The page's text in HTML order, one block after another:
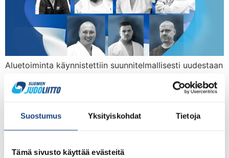
Suostumus Yksityiskohdat Tietoja
Tämä sivusto käyttää evästeitä
Aluetoiminta käynnistettiin suunnitelmallisesti uudestaan
toiveesta. Aluetoiminta valiokuntaan valittiin alun perin
Narva, Tuomas Rantanen, Jari Kuokka ja Tommi
judogikauppias Pentti Vauhkonen. Sittemmin